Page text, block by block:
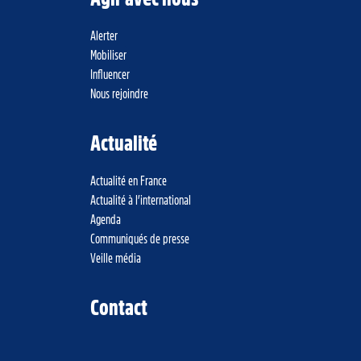
Alerter
Mobiliser
Influencer
Nous rejoindre
Actualité
Actualité en France
Actualité à l’international
Agenda
Communiqués de presse
Veille média
Contact